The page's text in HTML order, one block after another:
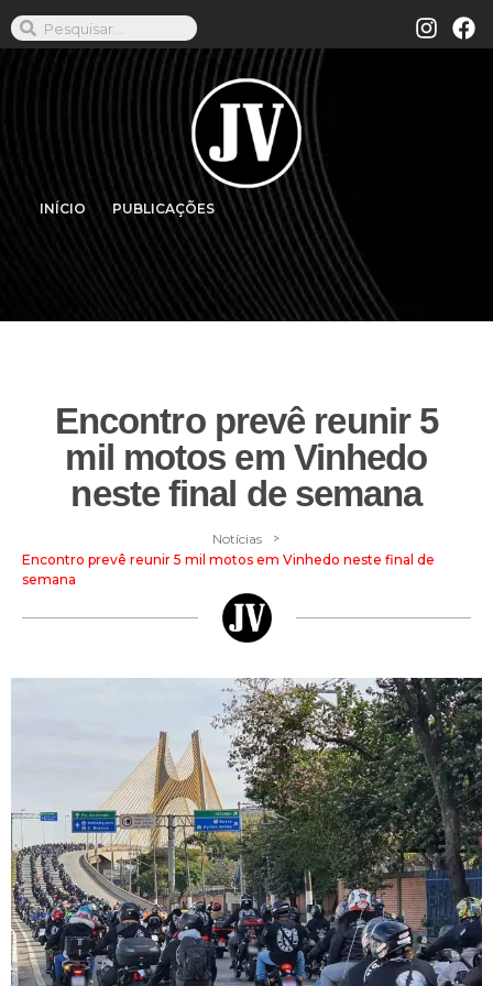
INÍCIO PUBLICAÇÕES
Encontro prevê reunir 5
mil motos em Vinhedo
neste final de semana
Notícias >
Encontro prevê reunir 5 mil motos em Vinhedo neste final de
semana